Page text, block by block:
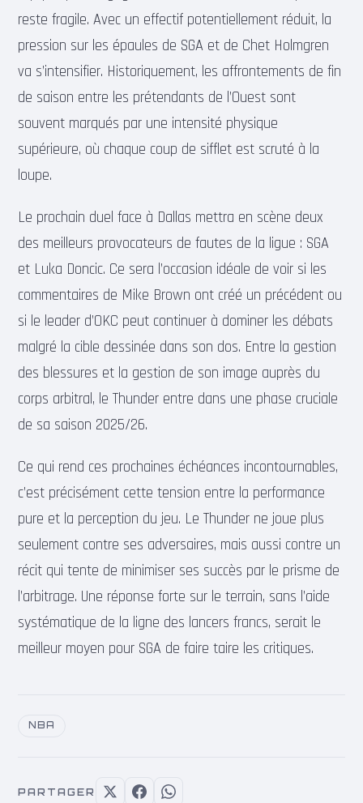
reste fragile. Avec un effectif potentiellement réduit, la
pression sur les épaules de SGA et de Chet Holmgren
va s’intensifier. Historiquement, les affrontements de fin
de saison entre les prétendants de l’Ouest sont
souvent marqués par une intensité physique
supérieure, où chaque coup de sifflet est scruté à la
loupe.
Le prochain duel face à Dallas mettra en scène deux
des meilleurs provocateurs de fautes de la ligue : SGA
et Luka Doncic. Ce sera l’occasion idéale de voir si les
commentaires de Mike Brown ont créé un précédent ou
si le leader d’OKC peut continuer à dominer les débats
malgré la cible dessinée dans son dos. Entre la gestion
des blessures et la gestion de son image auprès du
corps arbitral, le Thunder entre dans une phase cruciale
de sa saison 2025/26.
Ce qui rend ces prochaines échéances incontournables,
c’est précisément cette tension entre la performance
pure et la perception du jeu. Le Thunder ne joue plus
seulement contre ses adversaires, mais aussi contre un
récit qui tente de minimiser ses succès par le prisme de
l’arbitrage. Une réponse forte sur le terrain, sans l’aide
systématique de la ligne des lancers francs, serait le
meilleur moyen pour SGA de faire taire les critiques.
NBA
PARTAGER